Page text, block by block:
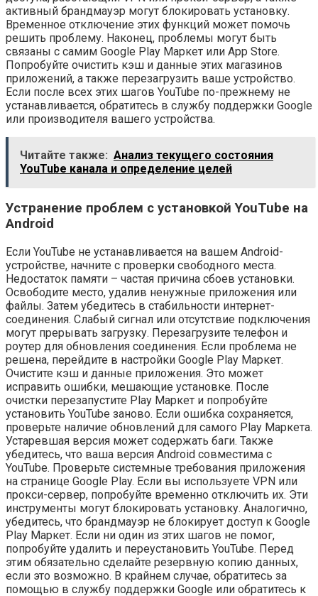
активный брандмауэр могут блокировать установку.
Временное отключение этих функций может помочь
решить проблему. Наконец, проблемы могут быть
связаны с самим Google Play Маркет или App Store.
Попробуйте очистить кэш и данные этих магазинов
приложений, а также перезагрузить ваше устройство.
Если после всех этих шагов YouTube по-прежнему не
устанавливается, обратитесь в службу поддержки Google
или производителя вашего устройства.
Читайте также: Анализ текущего состояния
YouTube канала и определение целей
Устранение проблем с установкой YouTube на
Android
Если YouTube не устанавливается на вашем Android-
устройстве, начните с проверки свободного места.
Недостаток памяти – частая причина сбоев установки.
Освободите место, удалив ненужные приложения или
файлы. Затем убедитесь в стабильности интернет-
соединения. Слабый сигнал или отсутствие подключения
могут прерывать загрузку. Перезагрузите телефон и
роутер для обновления соединения. Если проблема не
решена, перейдите в настройки Google Play Маркет.
Очистите кэш и данные приложения. Это может
исправить ошибки, мешающие установке. После
очистки перезапустите Play Маркет и попробуйте
установить YouTube заново. Если ошибка сохраняется,
проверьте наличие обновлений для самого Play Маркета.
Устаревшая версия может содержать баги. Также
убедитесь, что ваша версия Android совместима с
YouTube. Проверьте системные требования приложения
на странице Google Play. Если вы используете VPN или
прокси-сервер, попробуйте временно отключить их. Эти
инструменты могут блокировать установку. Аналогично,
убедитесь, что брандмауэр не блокирует доступ к Google
Play Маркет. Если ни один из этих шагов не помог,
попробуйте удалить и переустановить YouTube. Перед
этим обязательно сделайте резервную копию данных,
если это возможно. В крайнем случае, обратитесь за
помощью в службу поддержки Google или обратитесь к